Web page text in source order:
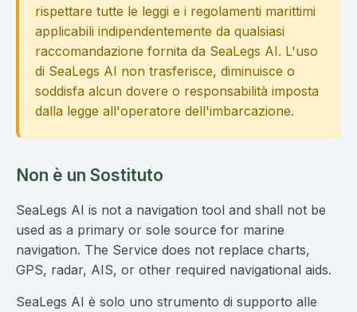
rispettare tutte le leggi e i regolamenti marittimi
applicabili indipendentemente da qualsiasi
raccomandazione fornita da SeaLegs AI. L'uso
di SeaLegs AI non trasferisce, diminuisce o
soddisfa alcun dovere o responsabilità imposta
dalla legge all'operatore dell'imbarcazione.
Non è un Sostituto
SeaLegs AI is not a navigation tool and shall not be
used as a primary or sole source for marine
navigation. The Service does not replace charts,
GPS, radar, AIS, or other required navigational aids.
SeaLegs AI è solo uno strumento di supporto alle